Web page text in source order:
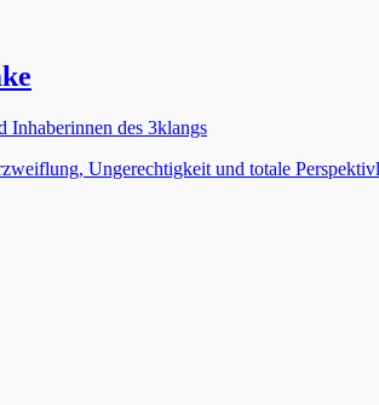
Inhaberinnen des 3klangs
Ungerechtigkeit und totale